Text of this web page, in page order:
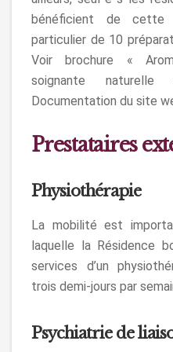
bénéficient de cette
particulier de 10
Voir brochure «
soignante
Documentation du site
Prestataires
Physiothérapie
La mobilité est
laquelle la Résidence
services d’un
trois demi-jours par
Psychiatrie de